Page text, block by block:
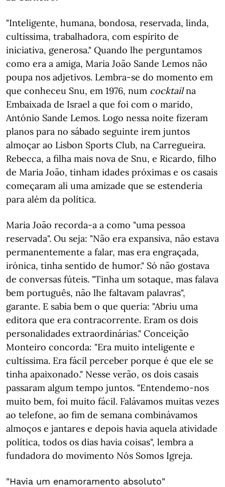
"Inteligente, humana, bondosa, reservada, linda,
cultíssima, trabalhadora, com espírito de
iniciativa, generosa." Quando lhe perguntamos
como era a amiga, Maria João Sande Lemos não
poupa nos adjetivos. Lembra-se do momento em
que conheceu Snu, em 1976, num cocktailna
Embaixada de Israel a que foi com o marido,
António Sande Lemos. Logo nessa noite fizeram
planos para no sábado seguinte irem juntos
almoçar ao Lisbon Sports Club, na Carregueira.
Rebecca, a filha mais nova de Snu, e Ricardo, filho
de Maria João, tinham idades próximas e os casais
começaram ali uma amizade que se estenderia
para além da política.
Maria João recorda-a a como "uma pessoa
reservada". Ou seja: "Não era expansiva, não estava
permanentemente a falar, mas era engraçada,
irónica, tinha sentido de humor." Só não gostava
de conversas fúteis. "Tinha um sotaque, mas falava
bem português, não lhe faltavam palavras",
garante. E sabia bem o que queria: "Abriu uma
editora que era contracorrente. Eram os dois
personalidades extraordinárias." Conceição
Monteiro concorda: "Era muito inteligente e
cultíssima. Era fácil perceber porque é que ele se
tinha apaixonado." Nesse verão, os dois casais
passaram algum tempo juntos. "Entendemo-nos
muito bem, foi muito fácil. Falávamos muitas vezes
ao telefone, ao fim de semana combinávamos
almoços e jantares e depois havia aquela atividade
política, todos os dias havia coisas", lembra a
fundadora do movimento Nós Somos Igreja.
"Havia um enamoramento absoluto"